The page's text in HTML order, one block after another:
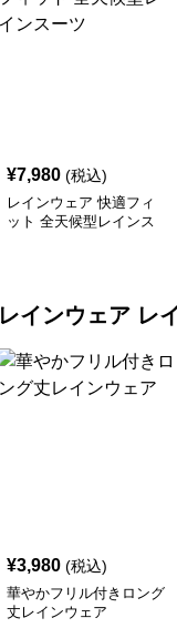
¥7,980 (税込)
レインウェア 快適フィ
ット 全天候型レインス
レインウェア レ
¥3,980 (税込)
華やかフリル付きロング
丈レインウェア